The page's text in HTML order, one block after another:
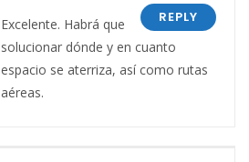
REPLY
Excelente. Habrá que
solucionar dónde y en cuanto
espacio se aterriza, así como rutas
aéreas.